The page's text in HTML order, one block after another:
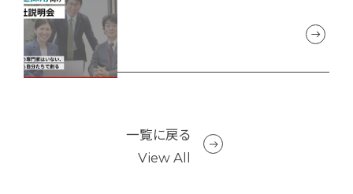
一覧に戻る
View All